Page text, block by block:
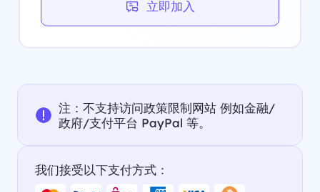
立即加入
注：不支持访问政策限制网站 例如金融/
政府/支付平台 PayPal 等。
我们接受以下支付方式：